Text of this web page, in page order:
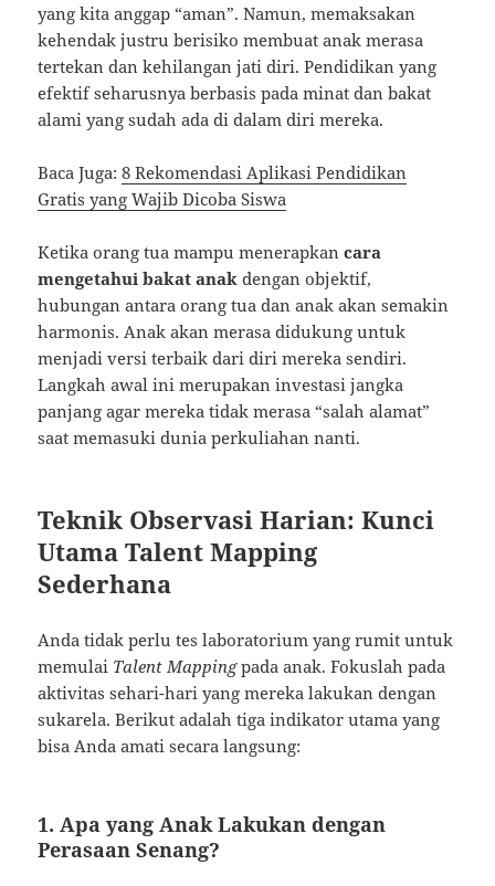
yang kita anggap “aman”. Namun, memaksakan
kehendak justru berisiko membuat anak merasa
tertekan dan kehilangan jati diri. Pendidikan yang
efektif seharusnya berbasis pada minat dan bakat
alami yang sudah ada di dalam diri mereka.
Baca Juga:8 Rekomendasi Aplikasi Pendidikan
Gratis yang Wajib Dicoba Siswa
Ketika orang tua mampu menerapkancara
mengetahui bakat anak dengan objektif,
hubungan antara orang tua dan anak akan semakin
harmonis. Anak akan merasa didukung untuk
menjadi versi terbaik dari diri mereka sendiri.
Langkah awal ini merupakan investasi jangka
panjang agar mereka tidak merasa “salah alamat”
saat memasuki dunia perkuliahan nanti.
Teknik Observasi Harian: Kunci
Utama Talent Mapping
Sederhana
Anda tidak perlu tes laboratorium yang rumit untuk
memulai Talent Mappingpada anak. Fokuslah pada
aktivitas sehari-hari yang mereka lakukan dengan
sukarela. Berikut adalah tiga indikator utama yang
bisa Anda amati secara langsung:
1. Apa yang Anak Lakukan dengan
Perasaan Senang?